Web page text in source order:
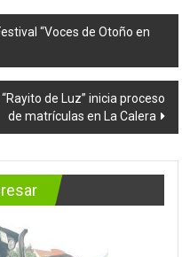
“Voces de Otoño en
de Luz” inicia proceso
de matrículas en La Calera